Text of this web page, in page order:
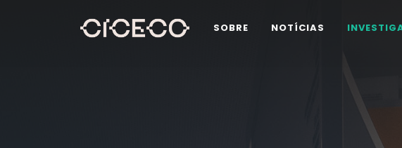
SOBRE NOTÍCIAS